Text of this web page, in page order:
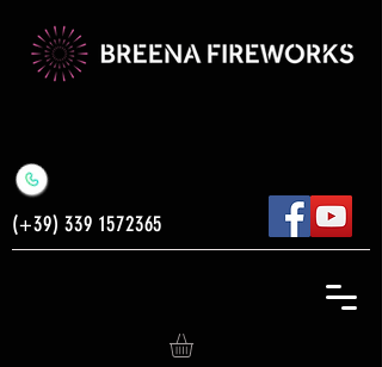
(+39)339 1572365